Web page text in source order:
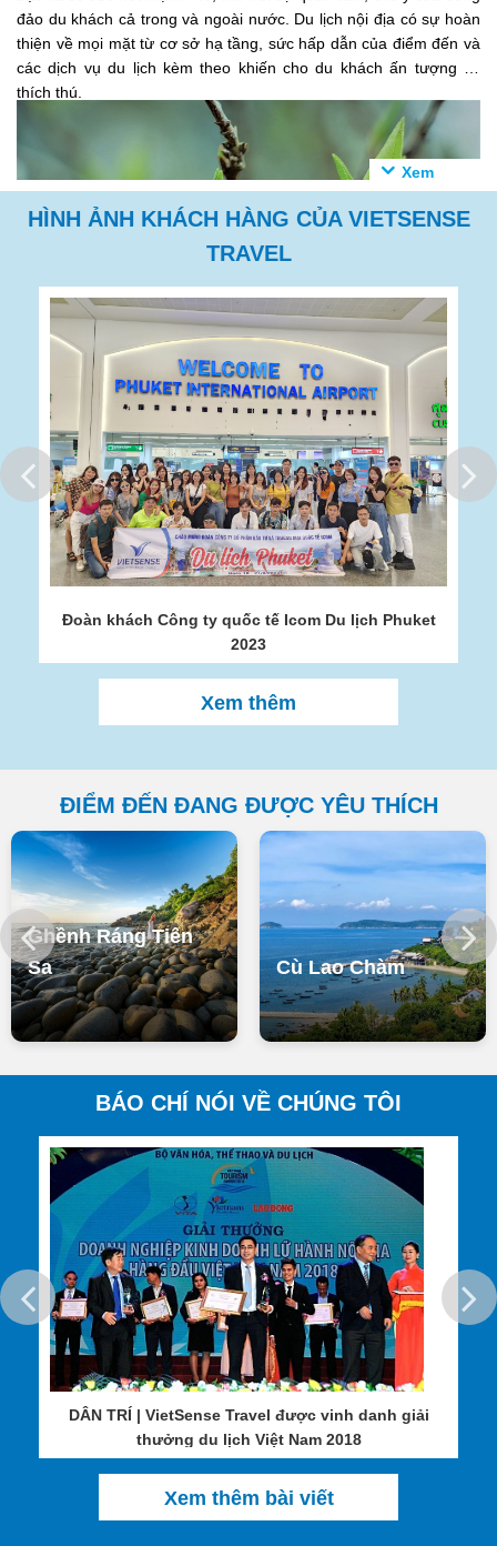
đảo du khách cả trong và ngoài nước. Du lịch nội địa có sự hoàn
thiện về mọi mặt từ cơ sở hạ tầng, sức hấp dẫn của điểm đến và
các dịch vụ du lịch kèm theo khiến cho du khách ấn tượng và
thích thú.
Theo thống kê của Tổng cục Du lịch Việt Nam, 2 - 3 năm trở lại
đây, bức tranh du lịch nội địa có nhiều khởi sắc. Nhiều điểm đến
mới lạ được giới thiệu đến du khách; cơ sở hạ tầng, dịch vụ du
lịch tại các điểm đến ngày càng được hoàn thiện và phát triển;
môi trường du lịch được cải thiện, nhiều điểm đến an toàn, thân
thiện hơn…Điều này tác động mạnh mẽ tới hành động và tư duy
những điểm đến của du lịch Việt Nam. Một số điểm đến như du
lịch Hà Giang, du lịch Tây Bắc, du lịch Hạ Long, quần thể di tích
Tràng An - Ninh Bình, hệ thống hang động ở Quảng Bình cho tới
du lịch Đà Nẵng, du lịch Nha Trang, du lịch Phú Yên, du lịch Phú
Quốc, Côn Đảo đã trở thành điểm đến hấp dẫn, quen thuộc đối
Được thiên nhiên ưu đãi, Việt Nam sở hữu cho mình hàng loạt
những danh thắng tự nhiên tuyệt đẹp, từ Hồ Ba Bể, thác Bản Giốc
tới vịnh Hạ Long, hang Sơn Đoòng, sông Hương, núi Ngự hay
rừng dừa Bến Tre,...tất cả hòa quện cùng một nền văn hóa đậm
đà bàn sắc truyền thống ngàn đời của cha ông đã góp phần vẽ
nên một bức họa của nền du lịch hoàn hảo đầy ấn tượng.
HÌNH ẢNH KHÁCH HÀNG CỦA VIETSENSE
TRAVEL
Đoàn khách Công ty quốc tế Icom Du lịch Phuket
2023
Xem thêm
ĐIỂM ĐẾN ĐANG ĐƯỢC YÊU THÍCH
Ghềnh Ráng Tiên
Sa
Cù Lao Chàm
BÁO CHÍ NÓI VỀ CHÚNG TÔI
DÂN TRÍ | VietSense Travel được vinh danh giải
thưởng du lịch Việt Nam 2018
Xem thêm bài viết